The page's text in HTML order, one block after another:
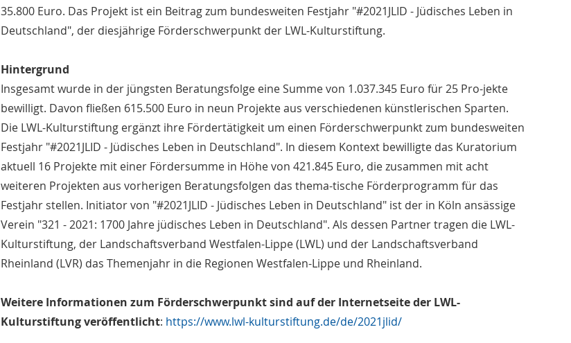
35.800 Euro. Das Projekt ist ein Beitrag zum bundesweiten Festjahr "#2021JLID - Jüdisches Leben in
Deutschland", der diesjährige Förderschwerpunkt der LWL-Kulturstiftung.
Hintergrund
Insgesamt wurde in der jüngsten Beratungsfolge eine Summe von 1.037.345 Euro für 25 Pro-jekte
bewilligt. Davon fließen 615.500 Euro in neun Projekte aus verschiedenen künstlerischen Sparten.
Die LWL-Kulturstiftung ergänzt ihre Fördertätigkeit um einen Förderschwerpunkt zum bundesweiten
Festjahr "#2021JLID - Jüdisches Leben in Deutschland". In diesem Kontext bewilligte das Kuratorium
aktuell 16 Projekte mit einer Fördersumme in Höhe von 421.845 Euro, die zusammen mit acht
weiteren Projekten aus vorherigen Beratungsfolgen das thema-tische Förderprogramm für das
Festjahr stellen. Initiator von "#2021JLID - Jüdisches Leben in Deutschland" ist der in Köln ansässige
Verein "321 - 2021: 1700 Jahre jüdisches Leben in Deutschland". Als dessen Partner tragen die LWL-
Kulturstiftung, der Landschaftsverband Westfalen-Lippe (LWL) und der Landschaftsverband
Rheinland (LVR) das Themenjahr in die Regionen Westfalen-Lippe und Rheinland.
Weitere Informationen zum Förderschwerpunkt sind auf der Internetseite der LWL-
Kulturstiftung veröffentlicht: https://www.lwl-kulturstiftung.de/de/2021jlid/